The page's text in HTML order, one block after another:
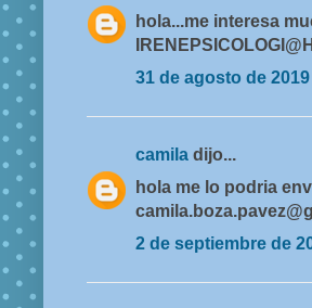
hola...me interesa
31 de agosto de
camila dijo...
hola me lo podria
2 de septiembre de